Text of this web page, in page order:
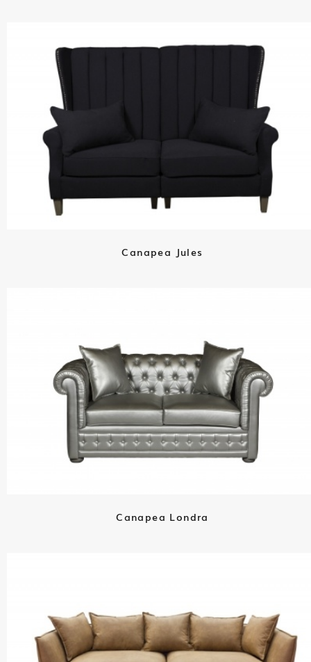
Canapea Jules
Canapea Londra